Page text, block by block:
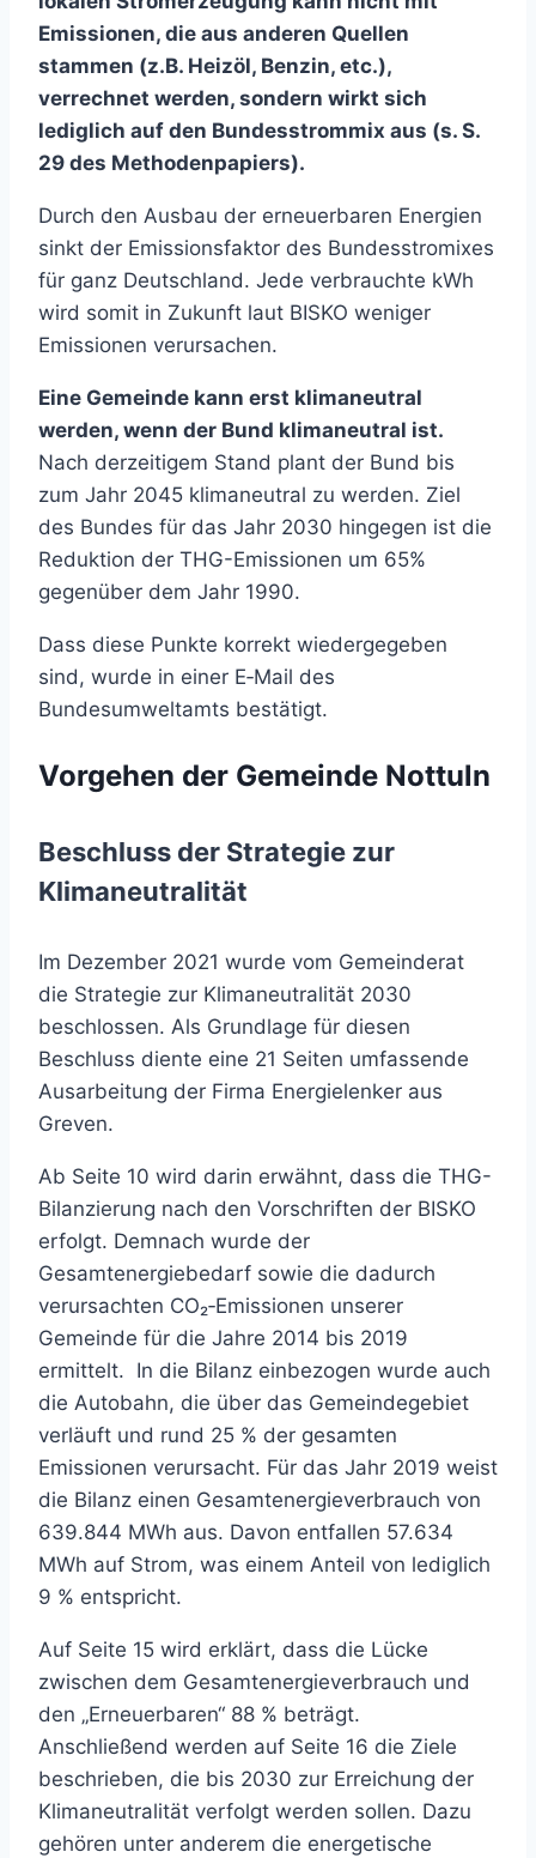
Emissionen, die aus anderen Quellen
stammen (z.B. Heizöl, Benzin, etc.),
verrechnet werden, sondern wirkt sich
lediglich auf den Bundesstrommix aus (s. S.
29 des Methodenpapiers).
Durch den Ausbau der erneuerbaren Energien
sinkt der Emissionsfaktor des Bundesstromixes
für ganz Deutschland. Jede verbrauchte kWh
wird somit in Zukunft laut BISKO weniger
Emissionen verursachen.
Eine Gemeinde kann erst klimaneutral
werden, wenn der Bund klimaneutral ist.
Nach derzeitigem Stand plant der Bund bis
zum Jahr 2045 klimaneutral zu werden. Ziel
des Bundes für das Jahr 2030 hingegen ist die
Reduktion der THG-Emissionen um 65%
gegenüber dem Jahr 1990.
Dass diese Punkte korrekt wiedergegeben
sind, wurde in einer E‑Mail des
Bundesumweltamts bestätigt.
Vorgehen der Gemeinde Nottuln
Beschluss der Strategie zur
Klimaneutralität
Im Dezember 2021 wurde vom Gemeinderat
die Strategie zur Klimaneutralität 2030
beschlossen. Als Grundlage für diesen
Beschluss diente eine 21 Seiten umfassende
Ausarbeitung der Firma Energielenker aus
Greven.
Ab Seite 10 wird darin erwähnt, dass die THG-
Bilanzierung nach den Vorschriften der BISKO
erfolgt. Demnach wurde der
Gesamtenergiebedarf sowie die dadurch
verursachten CO₂‑Emissionen unserer
Gemeinde für die Jahre 2014 bis 2019
ermittelt. In die Bilanz einbezogen wurde auch
die Autobahn, die über das Gemeindegebiet
verläuft und rund 25 % der gesamten
Emissionen verursacht. Für das Jahr 2019 weist
die Bilanz einen Gesamtenergieverbrauch von
639.844 MWh aus. Davon entfallen 57.634
MWh auf Strom, was einem Anteil von lediglich
9 % entspricht.
Auf Seite 15 wird erklärt, dass die Lücke
zwischen dem Gesamtenergieverbrauch und
den „Erneuerbaren“ 88 % beträgt.
Anschließend werden auf Seite 16 die Ziele
beschrieben, die bis 2030 zur Erreichung der
Klimaneutralität verfolgt werden sollen. Dazu
gehören unter anderem die energetische